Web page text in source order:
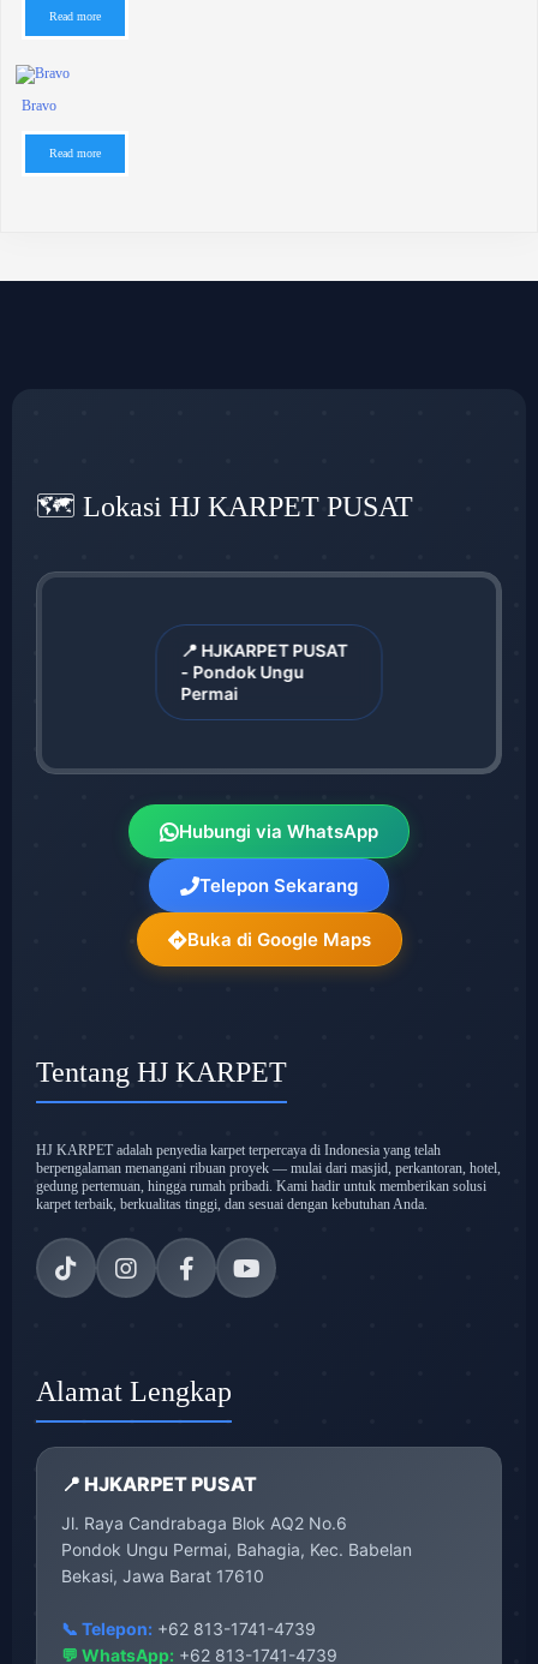
Read more
Bravo
Read more
🗺️ Lokasi HJ KARPET PUSAT
📍 HJKARPET PUSAT
- Pondok Ungu
Permai
Hubungi via WhatsApp
Telepon Sekarang
Buka di Google Maps
Tentang HJ KARPET
HJ KARPET adalah penyedia karpet terpercaya di Indonesia yang telah
berpengalaman menangani ribuan proyek — mulai dari masjid, perkantoran, hotel,
gedung pertemuan, hingga rumah pribadi. Kami hadir untuk memberikan solusi
karpet terbaik, berkualitas tinggi, dan sesuai dengan kebutuhan Anda.
Alamat Lengkap
📍 HJKARPET PUSAT
Jl. Raya Candrabaga Blok AQ2 No.6
Pondok Ungu Permai, Bahagia, Kec. Babelan
Bekasi, Jawa Barat 17610
📞 Telepon: +62 813-1741-4739
💬 WhatsApp: +62 813-1741-4739